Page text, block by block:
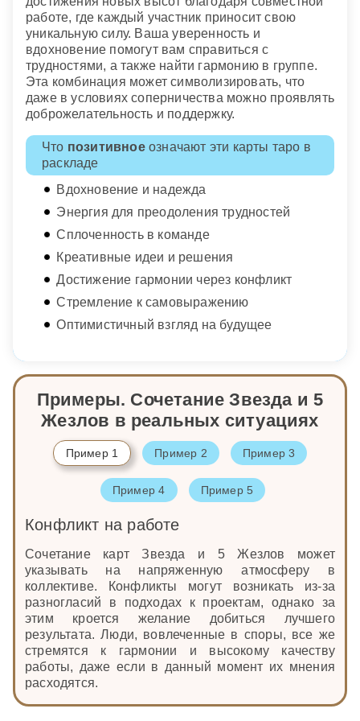
работе, где каждый участник приносит свою
уникальную силу. Ваша уверенность и
вдохновение помогут вам справиться с
трудностями, а также найти гармонию в группе.
Эта комбинация может символизировать, что
даже в условиях соперничества можно проявлять
доброжелательность и поддержку.
Что позитивноеозначают эти карты таро в
раскладе
Вдохновение и надежда
Энергия для преодоления трудностей
Сплоченность в команде
Креативные идеи и решения
Достижение гармонии через конфликт
Стремление к самовыражению
Оптимистичный взгляд на будущее
Примеры. Сочетание Звезда и 5
Жезлов в реальных ситуациях
Пример 1 Пример 2 Пример 3
Пример 4 Пример 5
Конфликт на работе
Сочетание карт Звезда и 5 Жезлов может
указывать на напряженную атмосферу в
коллективе. Конфликты могут возникать из-за
разногласий в подходах к проектам, однако за
этим кроется желание добиться лучшего
результата. Люди, вовлеченные в споры, все же
стремятся к гармонии и высокому качеству
работы, даже если в данный момент их мнения
расходятся.